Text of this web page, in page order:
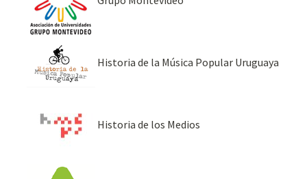
Historia de la Música Popular Uruguaya
Historia de los Medios